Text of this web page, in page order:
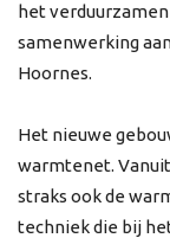
het
samenwerking
Hoornes.
Het nieuwe
warmtenet.
straks ook de
techniek die bij